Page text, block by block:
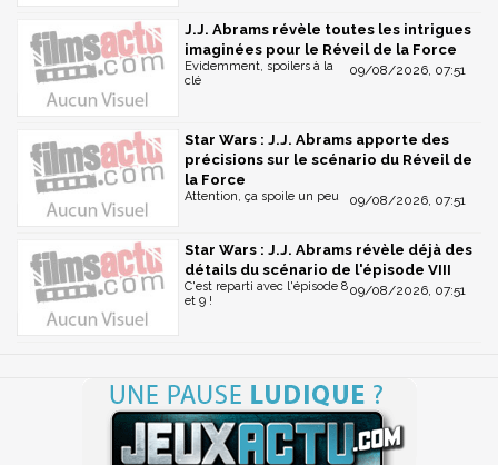
J.J. Abrams révèle toutes les intrigues
imaginées pour le Réveil de la Force
09/08/2026, 07:51
Evidemment, spoilers à la
clé
Star Wars : J.J. Abrams apporte des
précisions sur le scénario du Réveil de
la Force
09/08/2026, 07:51
Attention, ça spoile un peu
Star Wars : J.J. Abrams révèle déjà des
détails du scénario de l'épisode VIII
09/08/2026, 07:51
C'est reparti avec l'épisode 8
et 9 !